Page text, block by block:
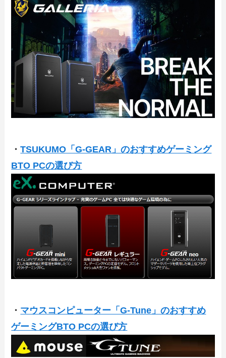
・TSUKUMO「G-GEAR」のおすすめゲーミング
BTO PCの選び方
・ マウスコンピューター「G-Tune」のおすすめ
ゲーミングBTO PCの選び方